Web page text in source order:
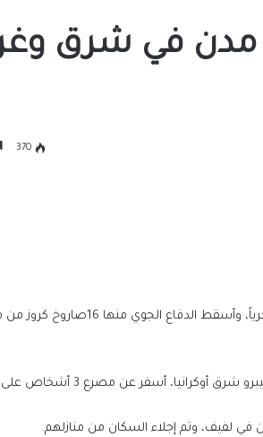
هجمات صاروخية روسية على 3 مدن في
370
أعلنت القيادة العسكرية الأوكرانية، الثلاثاء، أن روسيا هاجمت أوكرانيا بـ 28 صاروخاً جوياً
أسفر عن مصرع 3 أشخاص على الأقل.
في لفيف، وتم إجلاء السكان من منازلهم.